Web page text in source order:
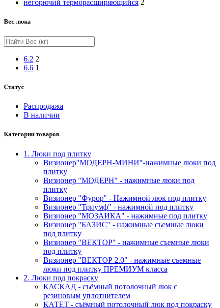
негорючий терморасширяющийся 2
Вес люка
6.2 2
6.6 1
Статус
Распродажа
В наличии
Категории товаров
1. Люки под плитку
Визионер"МОДЕРН-МИНИ"-нажимные люки под
плитку
Визионер "МОДЕРН" - нажимные люки под
плитку
Визионер "Фурор" - Нажимной люк под плитку
Визионер "Триумф" - нажимной под плитку
Визионер "МОЗАИКА" - нажимные под плитку
Визионер "БАЗИС" - нажимные съемные люки
под плитку
Визионер "ВЕКТОР" - нажимные съемные люки
под плитку
Визионер "ВЕКТОР 2.0" - нажимные съемные
люки под плитку ПРЕМИУМ класса
2. Люки под покраску
КАСКАД - съёмный потолочный люк с
резиновым уплотнителем
КАТЕТ - съёмный потолочный люк под покраску